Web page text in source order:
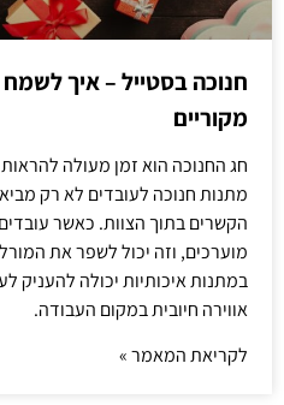
חנוכה בסטייל – איך
מקוריים
חג החנוכה הוא זמן מעולה
מתנות חנוכה לעובדים לא רק
הקשרים בתוך הצוות. כאשר
מוערכים, וזה יכול לשפר את
במתנות איכותיות יכולה להעניק
אווירה חיובית במקום העבודה.
לקריאת המאמר »